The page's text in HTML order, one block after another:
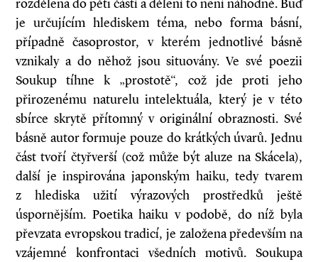
rozdělena do pěti částí a dělení to není náhodné. Buď
je určujícím hlediskem téma, nebo forma básní,
případně časoprostor, v kterém jednotlivé básně
vznikaly a do něhož jsou situovány. Ve své poezii
Soukup tíhne k „prostotě“, což jde proti jeho
přirozenému naturelu intelektuála, který je v této
sbírce skrytě přítomný v originální obraznosti. Své
básně autor formuje pouze do krátkých úvarů. Jednu
část tvoří čtyřverší (což může být aluze na Skácela),
další je inspirována japonským haiku, tedy tvarem
z hlediska užití výrazových prostředků ještě
úspornějším. Poetika haiku v podobě, do níž byla
převzata evropskou tradicí, je založena především na
vzájemné konfrontaci všedních motivů. Soukupa